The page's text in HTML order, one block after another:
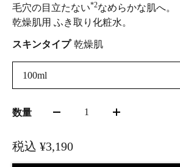
毛穴の目立たない*2なめらかな肌へ。
乾燥肌用 ふき取り化粧水。
スキンタイプ 乾燥肌
100ml
数量 1
税込 ¥3,190